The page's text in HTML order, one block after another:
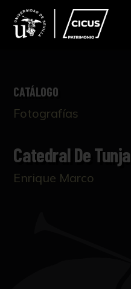
CATÁLOGO
Fotografías
Catedral De Tunja
Enrique Marco